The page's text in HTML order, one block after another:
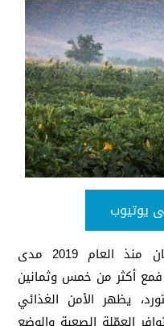
يوتيوب
أظهرت الأزمة التي عصفت بلبنان منذ العام 2019 مدى
أكثر من خمس وثمانين
يظهر الأمن الغذائي